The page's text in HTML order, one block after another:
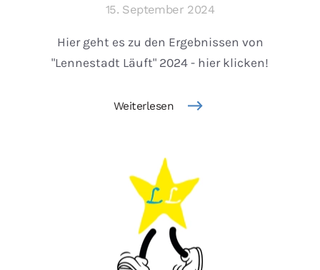
15. September 2024
Hier geht es zu den Ergebnissen von
"Lennestadt Läuft" 2024 - hier klicken!
Weiterlesen